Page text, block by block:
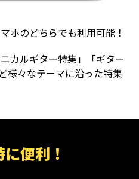
ホのどちらでも利用可能！
カルギター特集」「ギター
様々なテーマに沿った特集
便利！